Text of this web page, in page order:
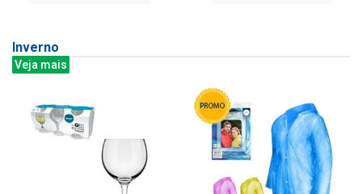
Inverno
Veja mais